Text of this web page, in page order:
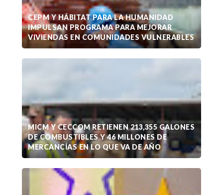
CEPM Y HÁBITAT PARA LA HUMANIDAD
IMPULSAN PROGRAMA PARA MEJORAR
VIVIENDAS EN COMUNIDADES VULNERABLES
MICM Y CECCOM RETIENEN 213,355 GALONES
DE COMBUSTIBLES Y 46 MILLONES DE
MERCANCÍAS EN LO QUE VA DE AÑO